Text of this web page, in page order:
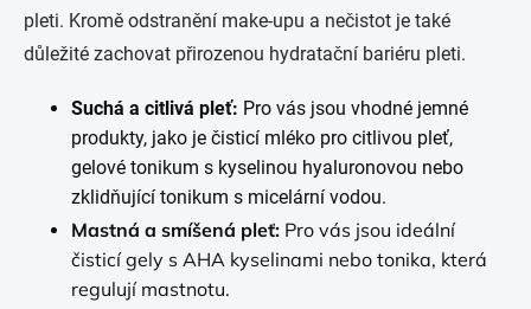
pleti. Kromě odstranění make-upu a nečistot je také
důležité zachovat přirozenou hydratační bariéru pleti.
Suchá a citlivá pleť: Pro vás jsou vhodné jemné
produkty, jako je čisticí mléko pro citlivou pleť,
gelové tonikum s kyselinou hyaluronovou nebo
zklidňující tonikum s micelární vodou.
Mastná a smíšená pleť: Pro vás jsou ideální
čisticí gely s AHA kyselinami nebo tonika, která
regulují mastnotu.